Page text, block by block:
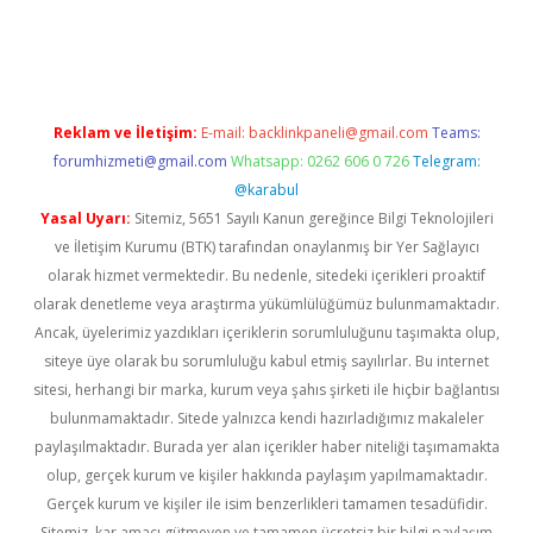
Reklam ve İletişim: E-mail: backlinkpaneli@gmail.com Teams:
forumhizmeti@gmail.com Whatsapp: 0262 606 0 726 Telegram:
@karabul
Yasal Uyarı: Sitemiz, 5651 Sayılı Kanun gereğince Bilgi Teknolojileri
ve İletişim Kurumu (BTK) tarafından onaylanmış bir Yer Sağlayıcı
olarak hizmet vermektedir. Bu nedenle, sitedeki içerikleri proaktif
olarak denetleme veya araştırma yükümlülüğümüz bulunmamaktadır.
Ancak, üyelerimiz yazdıkları içeriklerin sorumluluğunu taşımakta olup,
siteye üye olarak bu sorumluluğu kabul etmiş sayılırlar. Bu internet
sitesi, herhangi bir marka, kurum veya şahıs şirketi ile hiçbir bağlantısı
bulunmamaktadır. Sitede yalnızca kendi hazırladığımız makaleler
paylaşılmaktadır. Burada yer alan içerikler haber niteliği taşımamakta
olup, gerçek kurum ve kişiler hakkında paylaşım yapılmamaktadır.
Gerçek kurum ve kişiler ile isim benzerlikleri tamamen tesadüfidir.